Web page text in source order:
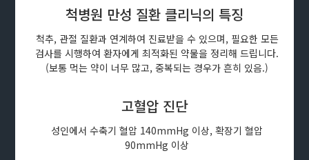
척병원 만성 질환 클리닉의 특징
척추, 관절 질환과 연계하여 진료받을 수 있으며, 필요한 모든
검사를 시행하여 환자에게 최적화된 약물을 정리해 드립니다.
(보통 먹는 약이 너무 많고, 중복되는 경우가 흔히 있음.)
고혈압 진단
성인에서 수축기 혈압 140mmHg 이상, 확장기 혈압
90mmHg 이상